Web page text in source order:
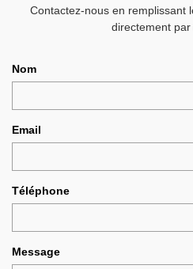
Contactez-nous en remplissant
directement
Nom
Email
Téléphone
Message